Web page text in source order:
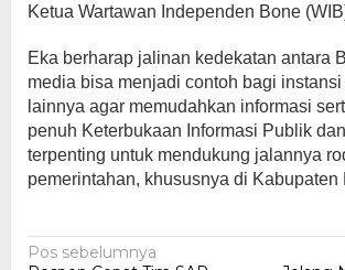
Ketua Wartawan Independen Bone
Eka berharap jalinan kedekatan antara
media bisa menjadi contoh bagi
lainnya agar memudahkan informasi
penuh Keterbukaan Informasi Publik
terpenting untuk mendukung jalannya
pemerintahan, khususnya di
Navigasi
Pos sebelumnya